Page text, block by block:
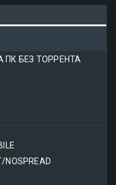
ПК БЕЗ ТОРРЕНТА
NOSPREAD